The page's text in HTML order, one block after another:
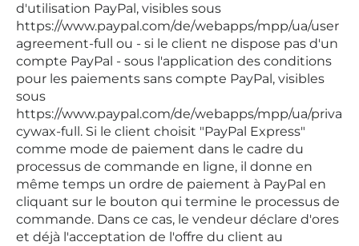
d'utilisation PayPal, visibles sous
https://www.paypal.com/de/webapps/mpp/ua/user
agreement-full ou - si le client ne dispose pas d'un
compte PayPal - sous l'application des conditions
pour les paiements sans compte PayPal, visibles
sous
https://www.paypal.com/de/webapps/mpp/ua/priva
cywax-full. Si le client choisit "PayPal Express"
comme mode de paiement dans le cadre du
processus de commande en ligne, il donne en
même temps un ordre de paiement à PayPal en
cliquant sur le bouton qui termine le processus de
commande. Dans ce cas, le vendeur déclare d'ores
et déjà l'acceptation de l'offre du client au